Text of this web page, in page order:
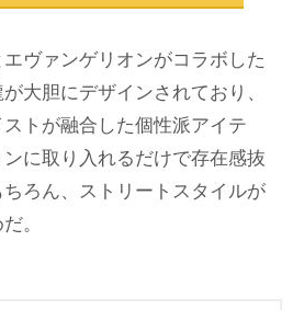
ヴァンゲリオンがコラボした
大胆にデザインされており、
トが融合した個性派アイテ
に取り入れるだけで存在感抜
ろん、ストリートスタイルが
。